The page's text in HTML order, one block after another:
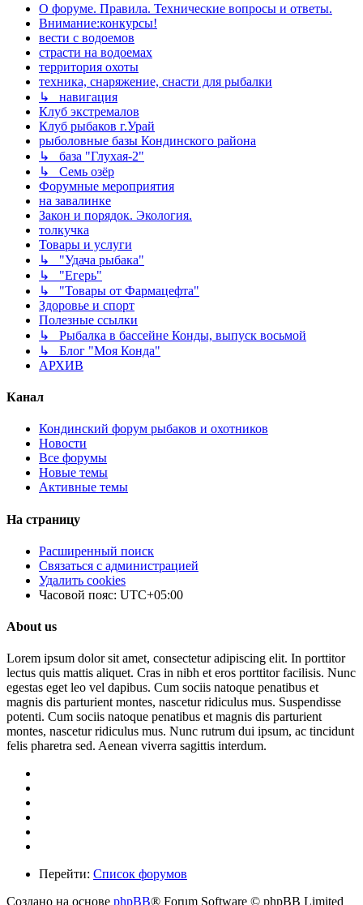
О форуме. Правила. Технические вопросы и ответы.
Внимание:конкурсы!
вести с водоемов
страсти на водоемах
территория охоты
техника, снаряжение, снасти для рыбалки
↳ навигация
Клуб экстремалов
Клуб рыбаков г.Урай
рыболовные базы Кондинского района
↳ база "Глухая-2"
↳ Семь озёр
Форумные мероприятия
на завалинке
Закон и порядок. Экология.
толкучка
Товары и услуги
↳ "Удача рыбака"
↳ "Егерь"
↳ "Товары от Фармацефта"
Здоровье и спорт
Полезные ссылки
↳ Рыбалка в бассейне Конды, выпуск восьмой
↳ Блог "Моя Конда"
АРХИВ
Канал
Кондинский форум рыбаков и охотников
Новости
Все форумы
Новые темы
Активные темы
На страницу
Расширенный поиск
Связаться с администрацией
Удалить cookies
Часовой пояс: UTC+05:00
About us
Lorem ipsum dolor sit amet, consectetur adipiscing elit. In porttitor
lectus quis mattis aliquet. Cras in nibh et eros porttitor facilisis. Nunc
egestas eget leo vel dapibus. Cum sociis natoque penatibus et
magnis dis parturient montes, nascetur ridiculus mus. Suspendisse
potenti. Cum sociis natoque penatibus et magnis dis parturient
montes, nascetur ridiculus mus. Nunc rutrum dui ipsum, ac tincidunt
felis pharetra sed. Aenean viverra sagittis interdum.
Перейти: Список форумов
Создано на основе phpBB® Forum Software © phpBB Limited